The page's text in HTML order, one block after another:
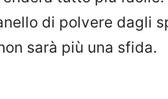
di polvere dagli
sarà più una sfida.